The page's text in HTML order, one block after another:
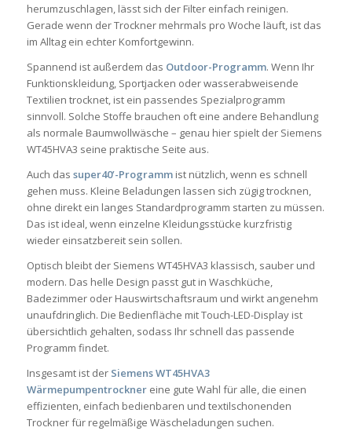
herumzuschlagen, lässt sich der Filter einfach reinigen.
Gerade wenn der Trockner mehrmals pro Woche läuft, ist das
im Alltag ein echter Komfortgewinn.
Spannend ist außerdem das Outdoor-Programm. Wenn Ihr
Funktionskleidung, Sportjacken oder wasserabweisende
Textilien trocknet, ist ein passendes Spezialprogramm
sinnvoll. Solche Stoffe brauchen oft eine andere Behandlung
als normale Baumwollwäsche – genau hier spielt der Siemens
WT45HVA3 seine praktische Seite aus.
Auch das super40’-Programmist nützlich, wenn es schnell
gehen muss. Kleine Beladungen lassen sich zügig trocknen,
ohne direkt ein langes Standardprogramm starten zu müssen.
Das ist ideal, wenn einzelne Kleidungsstücke kurzfristig
wieder einsatzbereit sein sollen.
Optisch bleibt der Siemens WT45HVA3 klassisch, sauber und
modern. Das helle Design passt gut in Waschküche,
Badezimmer oder Hauswirtschaftsraum und wirkt angenehm
unaufdringlich. Die Bedienfläche mit Touch-LED-Display ist
übersichtlich gehalten, sodass Ihr schnell das passende
Programm findet.
Insgesamt ist der Siemens WT45HVA3
Wärmepumpentrocknereine gute Wahl für alle, die einen
effizienten, einfach bedienbaren und textilschonenden
Trockner für regelmäßige Wäscheladungen suchen.